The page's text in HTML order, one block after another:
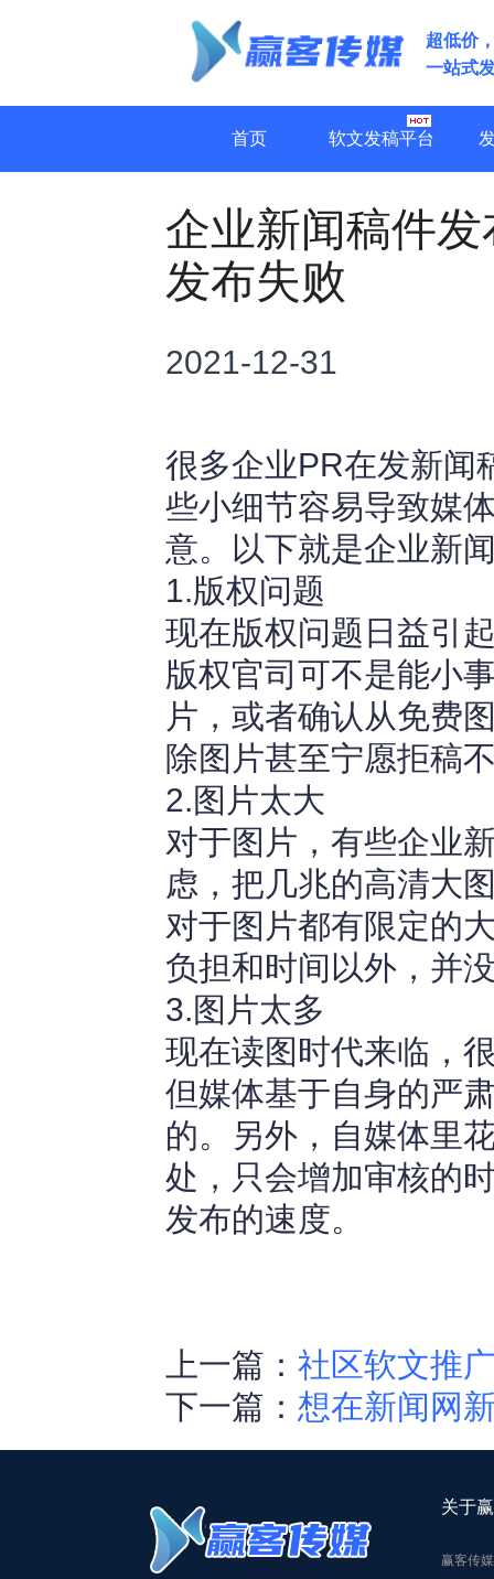
超低价
一站式
首页 软文发稿平台
企业新闻稿件
发布失败
2021-12-31
很多企业PR在发新闻
些小细节容易导致媒
意。以下就是企业新
1.版权问题
现在版权问题日益引
版权官司可不是能小
片，或者确认从免费
除图片甚至宁愿拒稿
2.图片太大
对于图片，有些企业
虑，把几兆的高清大
对于图片都有限定的
负担和时间以外，并
3.图片太多
现在读图时代来临，
但媒体基于自身的严
的。另外，自媒体里
处，只会增加审核的
发布的速度。
上一篇： 社区软文推
下一篇： 想在新闻网
关于
赢客传